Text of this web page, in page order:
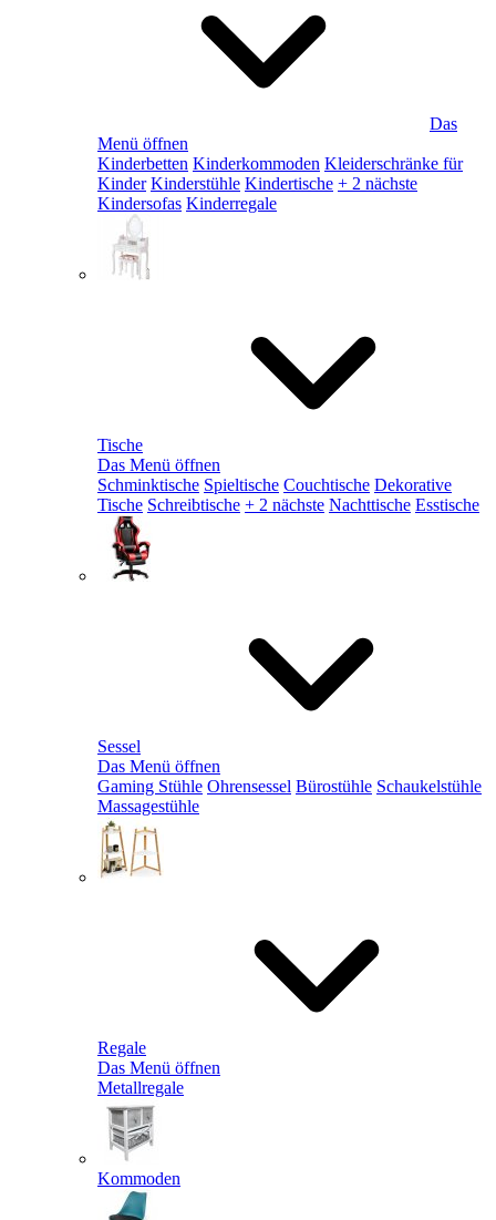
Das
Menü öffnen
Kinderbetten Kinderkommoden Kleiderschränke für
Kinder Kinderstühle Kindertische + 2 nächste
Kindersofas Kinderregale
Tische
Das Menü öffnen
Schminktische Spieltische Couchtische Dekorative
Tische Schreibtische + 2 nächste Nachttische Esstische
Sessel
Das Menü öffnen
Gaming Stühle Ohrensessel Bürostühle Schaukelstühle
Massagestühle
Regale
Das Menü öffnen
Metallregale
Kommoden